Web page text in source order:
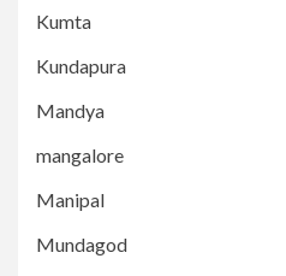
Kumta
Kundapura
Mandya
mangalore
Manipal
Mundagod